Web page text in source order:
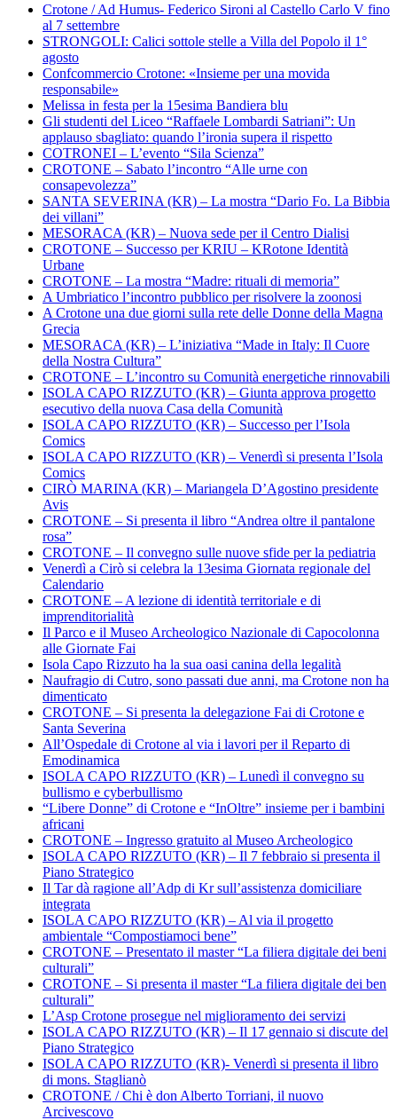
Crotone / Ad Humus- Federico Sironi al Castello Carlo V fino
al 7 settembre
STRONGOLI: Calici sottole stelle a Villa del Popolo il 1°
agosto
Confcommercio Crotone: «Insieme per una movida
responsabile»
Melissa in festa per la 15esima Bandiera blu
Gli studenti del Liceo “Raffaele Lombardi Satriani”: Un
applauso sbagliato: quando l’ironia supera il rispetto
COTRONEI – L’evento “Sila Scienza”
CROTONE – Sabato l’incontro “Alle urne con
consapevolezza”
SANTA SEVERINA (KR) – La mostra “Dario Fo. La Bibbia
dei villani”
MESORACA (KR) – Nuova sede per il Centro Dialisi
CROTONE – Successo per KRIU – KRotone Identità
Urbane
CROTONE – La mostra “Madre: rituali di memoria”
A Umbriatico l’incontro pubblico per risolvere la zoonosi
A Crotone una due giorni sulla rete delle Donne della Magna
Grecia
MESORACA (KR) – L’iniziativa “Made in Italy: Il Cuore
della Nostra Cultura”
CROTONE – L’incontro su Comunità energetiche rinnovabili
ISOLA CAPO RIZZUTO (KR) – Giunta approva progetto
esecutivo della nuova Casa della Comunità
ISOLA CAPO RIZZUTO (KR) – Successo per l’Isola
Comics
ISOLA CAPO RIZZUTO (KR) – Venerdì si presenta l’Isola
Comics
CIRÒ MARINA (KR) – Mariangela D’Agostino presidente
Avis
CROTONE – Si presenta il libro “Andrea oltre il pantalone
rosa”
CROTONE – Il convegno sulle nuove sfide per la pediatria
Venerdì a Cirò si celebra la 13esima Giornata regionale del
Calendario
CROTONE – A lezione di identità territoriale e di
imprenditorialità
Il Parco e il Museo Archeologico Nazionale di Capocolonna
alle Giornate Fai
Isola Capo Rizzuto ha la sua oasi canina della legalità
Naufragio di Cutro, sono passati due anni, ma Crotone non ha
dimenticato
CROTONE – Si presenta la delegazione Fai di Crotone e
Santa Severina
All’Ospedale di Crotone al via i lavori per il Reparto di
Emodinamica
ISOLA CAPO RIZZUTO (KR) – Lunedì il convegno su
bullismo e cyberbullismo
“Libere Donne” di Crotone e “InOltre” insieme per i bambini
africani
CROTONE – Ingresso gratuito al Museo Archeologico
ISOLA CAPO RIZZUTO (KR) – Il 7 febbraio si presenta il
Piano Strategico
Il Tar dà ragione all’Adp di Kr sull’assistenza domiciliare
integrata
ISOLA CAPO RIZZUTO (KR) – Al via il progetto
ambientale “Compostiamoci bene”
CROTONE – Presentato il master “La filiera digitale dei beni
culturali”
CROTONE – Si presenta il master “La filiera digitale dei ben
culturali”
L’Asp Crotone prosegue nel miglioramento dei servizi
ISOLA CAPO RIZZUTO (KR) – Il 17 gennaio si discute del
Piano Strategico
ISOLA CAPO RIZZUTO (KR)- Venerdì si presenta il libro
di mons. Staglianò
CROTONE / Chi è don Alberto Torriani, il nuovo
Arcivescovo